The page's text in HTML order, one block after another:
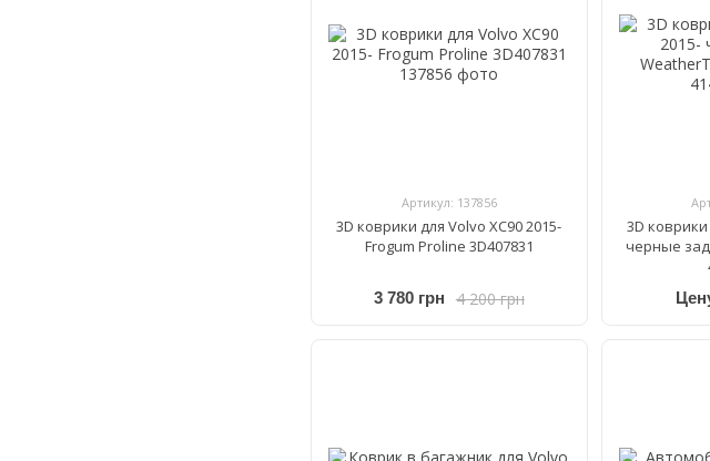
Артикул: 137856
3D коврики для Volvo XC90 2015-
Frogum Proline 3D407831
4 200 грн
3 780 грн
3D коврики
черные